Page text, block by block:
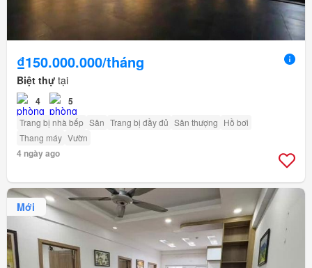
₫150.000.000/tháng
Biệt thự tại
4 5
Trang bị nhà bếp Sân Trang bị đầy đủ Sân thượng Hồ bơi
Thang máy Vườn
4 ngày ago
Mới